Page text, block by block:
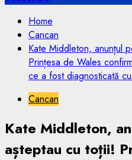
Home
Cancan
Kate Middleton, anunțul
Prințesa de Wales
ce a fost diagnosticată
Cancan
Kate Middleton,
așteptau cu toții!